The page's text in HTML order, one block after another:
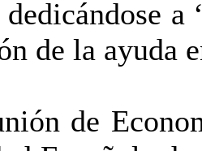
a
de la ayuda
de